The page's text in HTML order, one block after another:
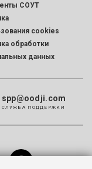
СОУТ
cookies
обработки
данных
spp@oodji.com
CЛУЖБА ПОДДЕРЖКИ